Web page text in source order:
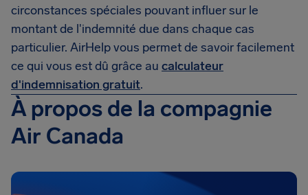
circonstances spéciales pouvant influer sur le
montant de l'indemnité due dans chaque cas
particulier. AirHelp vous permet de savoir facilement
ce qui vous est dû grâce au calculateur
d'indemnisation gratuit.
À propos de la compagnie
Air Canada